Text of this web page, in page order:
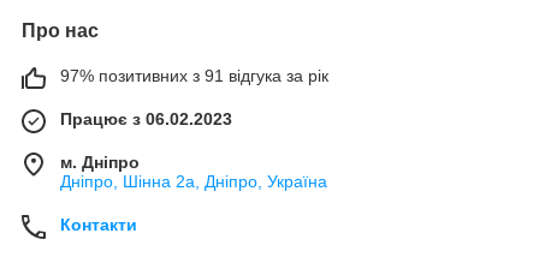
Про нас
97% позитивних з 91 відгука за рік
Працює з 06.02.2023
м. Дніпро
Дніпро, Шінна 2а, Дніпро, Україна
Контакти